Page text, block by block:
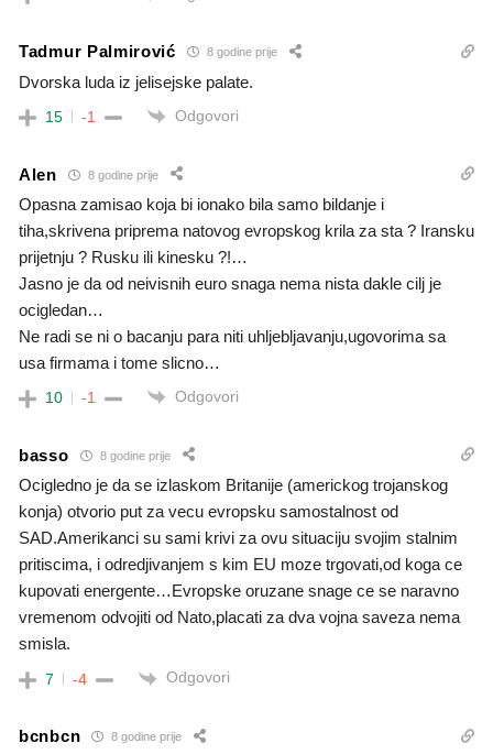
Tadmur Palmirović 8 godine prije
Dvorska luda iz jelisejske palate.
15 -1 Odgovori
Alen 8 godine prije
Opasna zamisao koja bi ionako bila samo bildanje i
tiha,skrivena priprema natovog evropskog krila za sta ? Iransku
prijetnju ? Rusku ili kinesku ?!…
Jasno je da od neivisnih euro snaga nema nista dakle cilj je
ocigledan…
Ne radi se ni o bacanju para niti uhljebljavanju,ugovorima sa
usa firmama i tome slicno…
10 -1 Odgovori
basso 8 godine prije
Ocigledno je da se izlaskom Britanije (americkog trojanskog
konja) otvorio put za vecu evropsku samostalnost od
SAD.Amerikanci su sami krivi za ovu situaciju svojim stalnim
pritiscima, i odredjivanjem s kim EU moze trgovati,od koga ce
kupovati energente…Evropske oruzane snage ce se naravno
vremenom odvojiti od Nato,placati za dva vojna saveza nema
smisla.
7 -4 Odgovori
bcnbcn 8 godine prije